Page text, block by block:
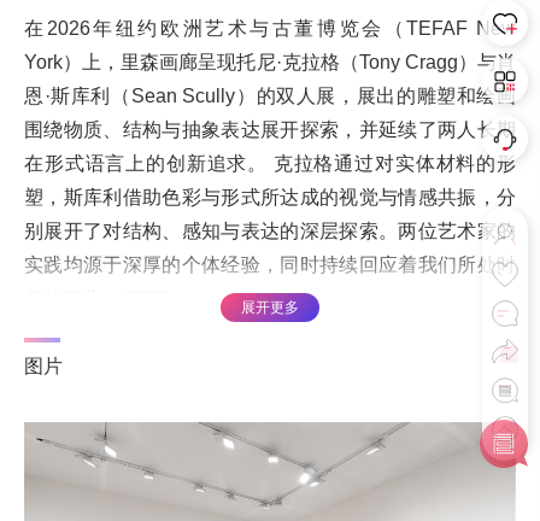
在2026年纽约欧洲艺术与古董博览会（TEFAF New
York）上，里森画廊呈现托尼·克拉格（Tony Cragg）与肖
恩·斯库利（Sean Scully）的双人展，展出的雕塑和绘画
围绕物质、结构与抽象表达展开探索，并延续了两人长期
在形式语言上的创新追求。 克拉格通过对实体材料的形
塑，斯库利借助色彩与形式所达成的视觉与情感共振，分
别展开了对结构、感知与表达的深层探索。两位艺术家的
实践均源于深厚的个体经验，同时持续回应着我们所处时
*以上内容由所属艺客发布或授权发布，转载请注明出处。 本网站不承担相应
版权归属责任，如有侵权可联系网站申诉或删除
展开更多
图片